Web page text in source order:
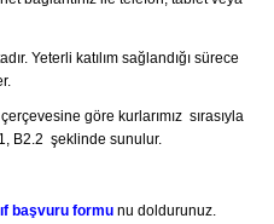
Yeterli katılım sağlandığı sürece
göre kurlarımız sırasıyla
B2.2 şeklinde sunulur.
başvuru formu nu doldurunuz.